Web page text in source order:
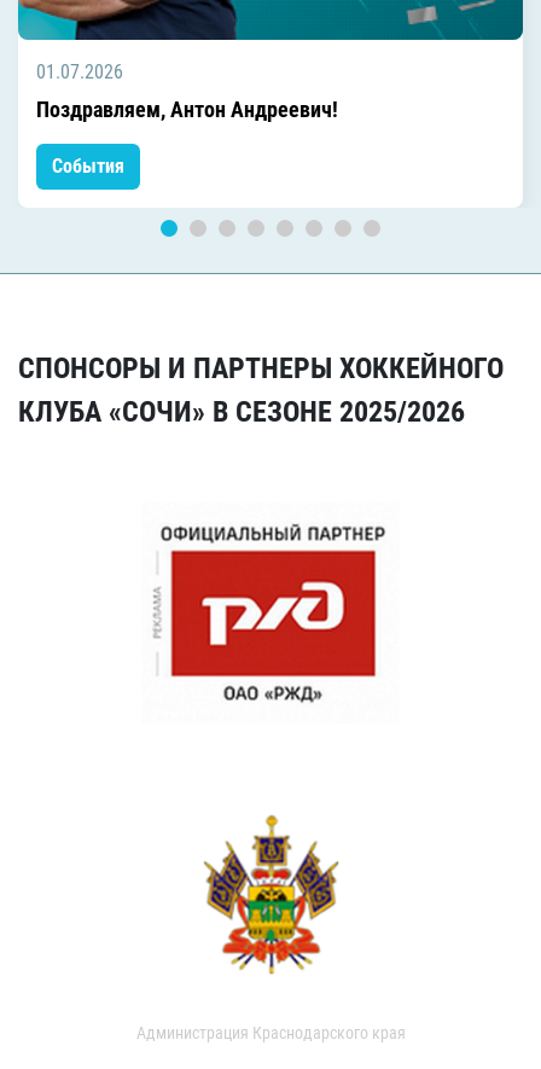
01.07.2026
Поздравляем, Антон Андреевич!
События
СПОНСОРЫ И ПАРТНЕРЫ ХОККЕЙНОГО
КЛУБА «СОЧИ» В СЕЗОНЕ 2025/2026
Администрация Краснодарского края